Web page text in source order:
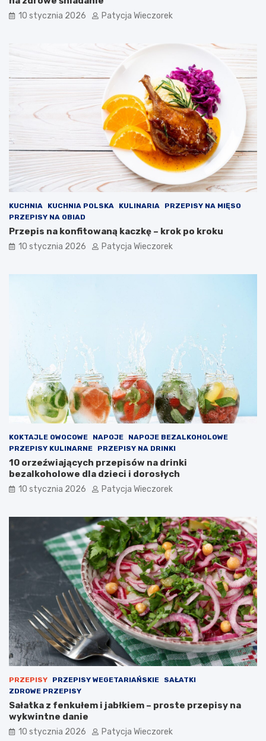
10 stycznia 2026 Patycja Wieczorek
KUCHNIA KUCHNIA POLSKA KULINARIA
PRZEPISY NA MIĘSO
PRZEPISY NA OBIAD
Przepis na konfitowaną kaczkę – krok po kroku
10 stycznia 2026 Patycja Wieczorek
KOKTAJLE OWOCOWE NAPOJE
NAPOJE BEZALKOHOLOWE
PRZEPISY KULINARNE
PRZEPISY NA DRINKI
10 orzeźwiających przepisów na drinki
bezalkoholowe dla dzieci i dorosłych
10 stycznia 2026 Patycja Wieczorek
PRZEPISY PRZEPISY WEGETARIAŃSKIE
SAŁATKI
ZDROWE PRZEPISY
Sałatka z fenkułem i jabłkiem – proste przepisy na
wykwintne danie
10 stycznia 2026 Patycja Wieczorek